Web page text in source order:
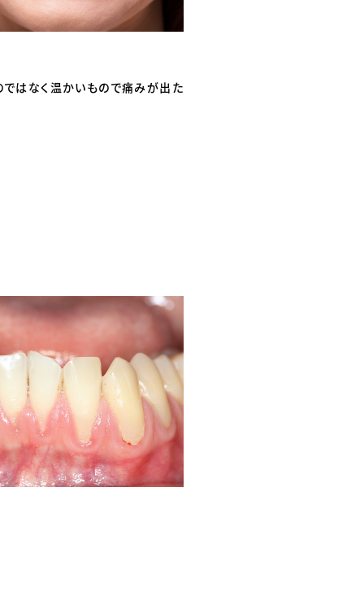
ではなく温かいもので痛みが出た